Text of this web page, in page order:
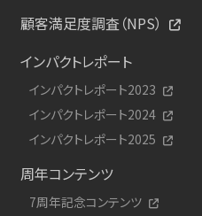
顧客満足度調査（NPS）
インパクトレポート
インパクトレポート2023
インパクトレポート2024
インパクトレポート2025
周年コンテンツ
7周年記念コンテンツ